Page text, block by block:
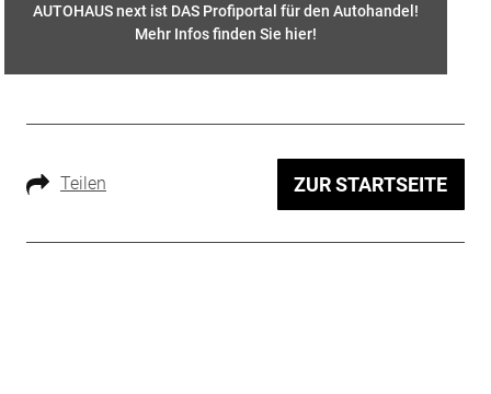
AUTOHAUS next ist DAS Profiportal für den Autohandel!
Mehr Infos finden Sie hier!
Teilen ZUR STARTSEITE